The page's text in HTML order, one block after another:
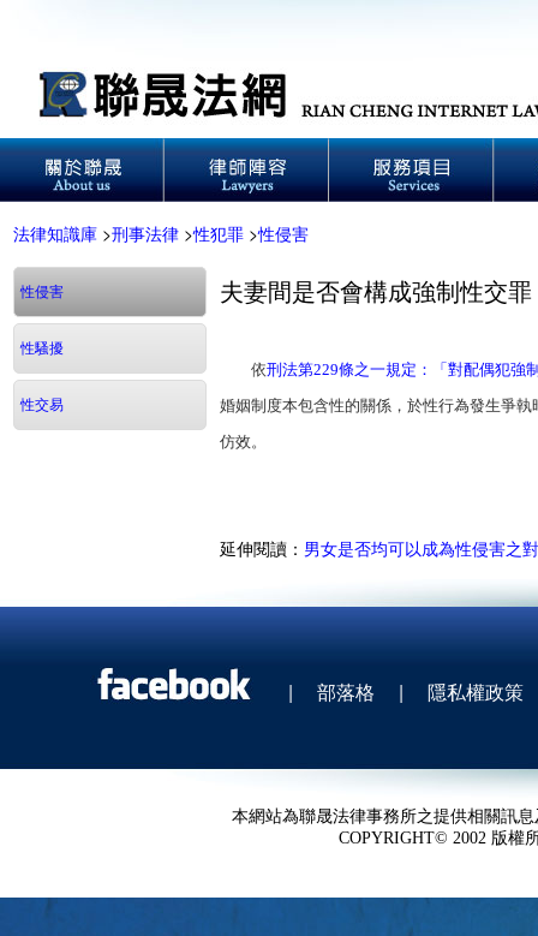
法律知識庫 >刑事法律 >性犯罪 >性侵害
性侵害
性騷擾
性交易
夫妻間是否會構成強制性交
依刑法第229條之一規定：「對配偶犯強
婚姻制度本包含性的關係，於性行為發生爭
仿效。
延伸閱讀： 男女是否均可以成為性侵害之
| 部落格 | 隱私權政策
本網站為聯晟法律事務所之提供相關訊
COPYRIGHT© 2002 版權